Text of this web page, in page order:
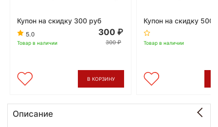
Купон на скидку 300 руб
5.0
Товар в наличии
300
300
В КОРЗИНУ
Купон на скидку 500
Товар в наличии
Описание